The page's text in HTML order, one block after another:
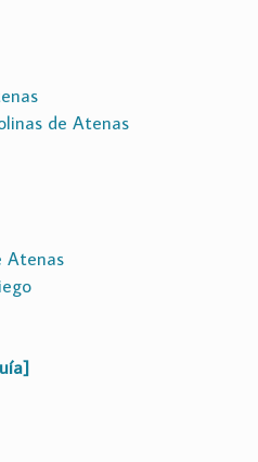
de Atenas
Atenas